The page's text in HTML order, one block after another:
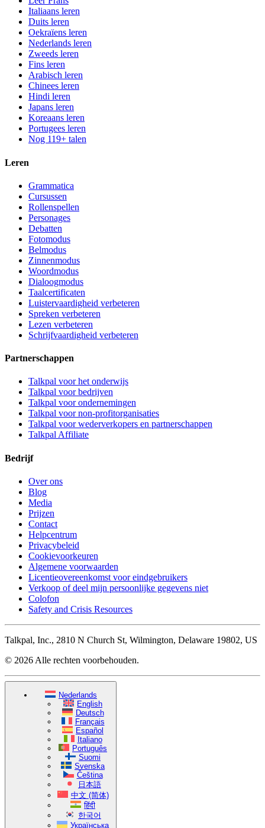
Italiaans leren
Duits leren
Oekraïens leren
Nederlands leren
Zweeds leren
Fins leren
Arabisch leren
Chinees leren
Hindi leren
Japans leren
Koreaans leren
Portugees leren
Nog 119+ talen
Leren
Grammatica
Cursussen
Rollenspellen
Personages
Debatten
Fotomodus
Belmodus
Zinnenmodus
Woordmodus
Dialoogmodus
Taalcertificaten
Luistervaardigheid verbeteren
Spreken verbeteren
Lezen verbeteren
Schrijfvaardigheid verbeteren
Partnerschappen
Talkpal voor het onderwijs
Talkpal voor bedrijven
Talkpal voor ondernemingen
Talkpal voor non-profitorganisaties
Talkpal voor wederverkopers en partnerschappen
Talkpal Affiliate
Bedrijf
Over ons
Blog
Media
Prijzen
Contact
Helpcentrum
Privacybeleid
Cookievoorkeuren
Algemene voorwaarden
Licentieovereenkomst voor eindgebruikers
Verkoop of deel mijn persoonlijke gegevens niet
Colofon
Safety and Crisis Resources
Talkpal, Inc., 2810 N Church St, Wilmington, Delaware 19802, US
© 2026 Alle rechten voorbehouden.
Nederlands
English
Deutsch
Français
Español
Italiano
Português
Suomi
Svenska
Čeština
日本語
中文 (简体)
हिंदी
한국어
Українська